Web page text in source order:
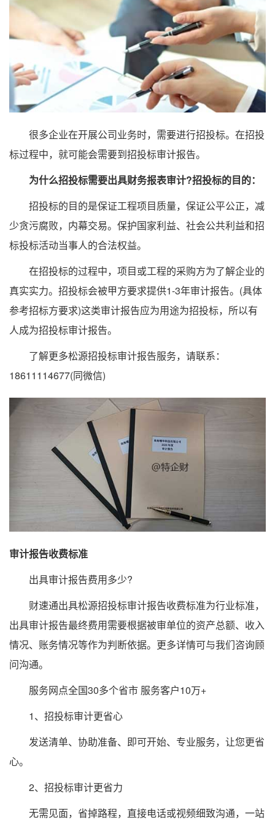
很多企业在开展公司业务时，需要进行招投标。在招投
标过程中，就可能会需要到招投标审计报告。
为什么招投标需要出具财务报表审计?招投标的目的：
招投标的目的是保证工程项目质量，保证公平公正，减
少贪污腐败，内幕交易。保护国家利益、社会公共利益和招
标投标活动当事人的合法权益。
在招投标的过程中，项目或工程的采购方为了解企业的
真实实力。招投标会被甲方要求提供1-3年审计报告。(具体
参考招标方要求)这类审计报告应为用途为招投标，所以有
人成为招投标审计报告。
了解更多松源招投标审计报告服务，请联系：
18611114677(同微信)
审计报告收费标准
出具审计报告费用多少?
财速通出具松源招投标审计报告收费标准为行业标准，
出具审计报告最终费用需要根据被审单位的资产总额、收入
情况、账务情况等作为判断依据。更多详情可与我们咨询顾
问沟通。
服务网点全国30多个省市 服务客户10万+
1、招投标审计更省心
发送清单、协助准备、即可开始、专业服务，让您更省
心。
2、招投标审计更省力
无需见面，省掉路程，直接电话或视频细致沟通，一站